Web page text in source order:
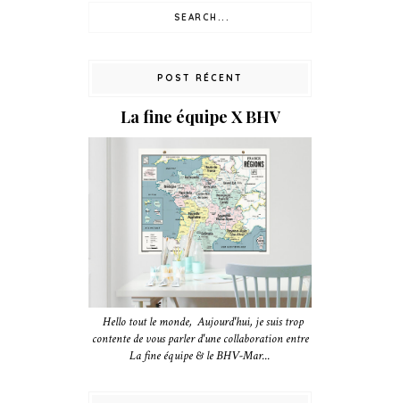
POST RÉCENT
La fine équipe X BHV
Hello tout le monde, Aujourd'hui, je suis trop
contente de vous parler d'une collaboration entre
La fine équipe & le BHV-Mar...